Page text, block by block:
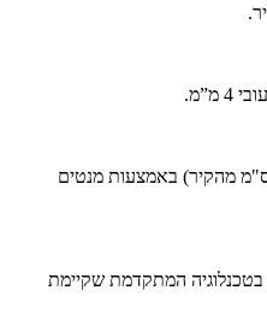
כוללת אביזרי תלייה-צפה (3 ס"מ מהקיר) באמצעות מנטים
הדפסה על הזכוכית הינה באיכות 4K בטכנלוגיה המתקדמת שקיימת